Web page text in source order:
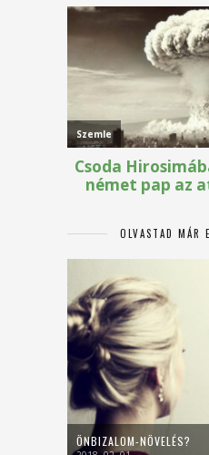
OLVASTAD MÁR
ÖNBIZALOM-NÖVELÉS?